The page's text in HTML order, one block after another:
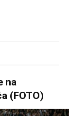
na
(FOTO)